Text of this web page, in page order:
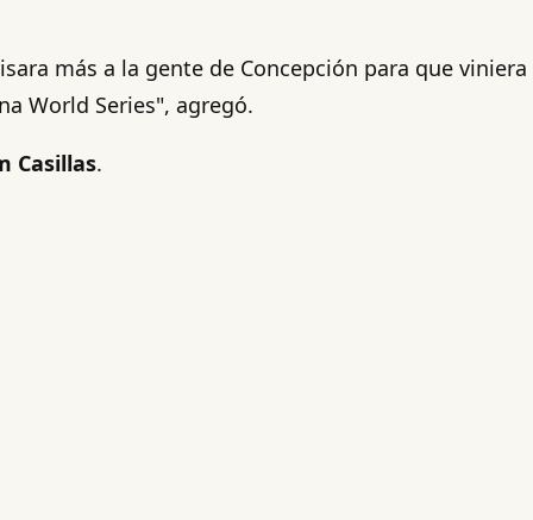
más a la gente de Concepción para que viniera
World Series", agregó.
Casillas.